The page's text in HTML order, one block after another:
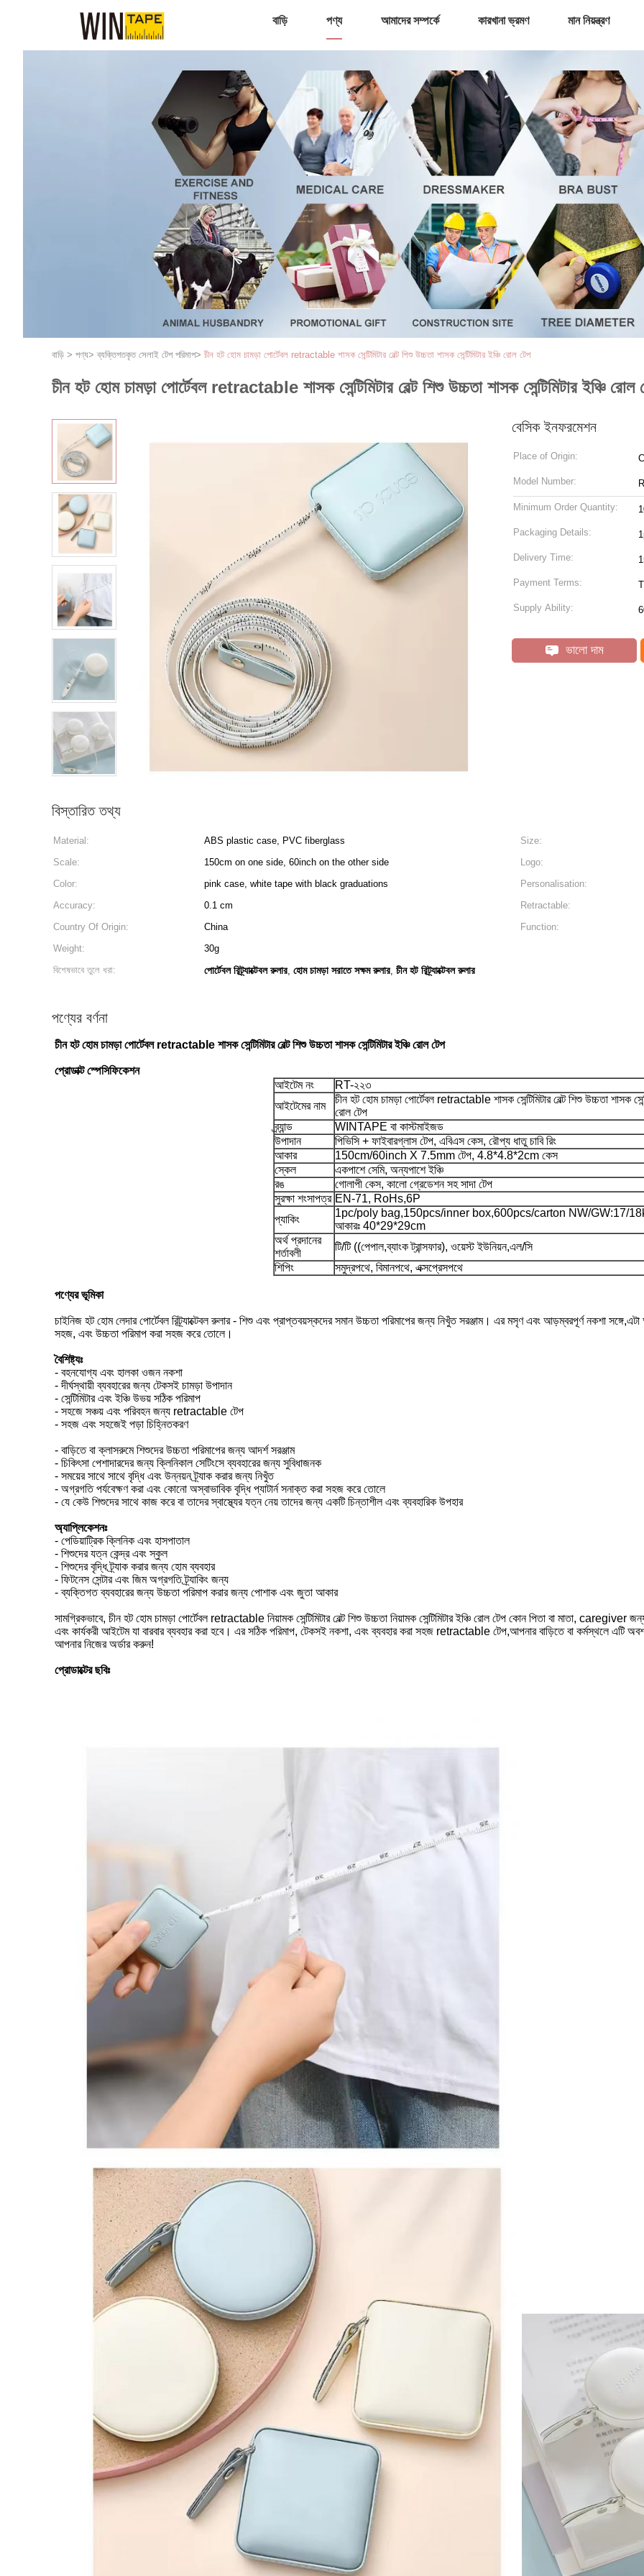
বাড়ি পণ্য আমাদের সম্পর্কে কারখানা ভ্রমণ মান নিয়ন্ত্রণ
বাড়ি > পণ্য> ব্যক্তিগতকৃত সেলাই টেপ পরিমাপ> চীন হট হোম চামড়া পোর্টেবল retractable শাসক সেন্টিমিটার বেল্ট শিশু উচ্চতা শাসক সেন্টিমিটার ইঞ্চি রোল টেপ
চীন হট হোম চামড়া পোর্টেবল retractable শাসক সেন্টিমিটার বেল্ট শিশু উচ্চতা শাসক সেন্টিমিটার ইঞ্চি রোল
বেসিক ইনফরমেশন
Place of Origin:
Model Number:
Minimum Order Quantity:
Packaging Details:
Delivery Time:
Payment Terms:
Supply Ability:
ভালো দাম
বিস্তারিত তথ্য
Material: ABS plastic case, PVC fiberglass Size:
Scale:
150cm on one side, 60inch on the other side Logo:
Color:
pink case, white tape with black graduations Personalisation:
Accuracy:
0.1 cm Retractable:
Country Of Origin:
China Function:
Weight:
30g
বিশেষভাবে তুলে ধরা:
পোর্টেবল রিট্র্যাক্টেবল রুলার, হোম চামড়া সরাতে সক্ষম রুলার, চীন হট রিট্র্যাক্টেবল রুলার
পণ্যের বর্ণনা
চীন হট হোম চামড়া পোর্টেবল retractable শাসক সেন্টিমিটার বেল্ট শিশু উচ্চতা শাসক সেন্টিমিটার ইঞ্চি রোল টেপ
প্রোডাক্ট স্পেসিফিকেশন
আইটেম নং
RT-২২৩
আইটেমের নাম
চীন হট হোম চামড়া পোর্টেবল retractable শাসক সেন্টিমিটার বেল্ট শিশু উচ্চতা শাসক
রোল টেপ
ব্র্যান্ড
WINTAPE বা কাস্টমাইজড
উপাদান
পিভিসি + ফাইবারগ্লাস টেপ, এবিএস কেস, রৌপ্য ধাতু চাবি রিং
আকার
150cm/60inch X 7.5mm টেপ, 4.8*4.8*2cm কেস
স্কেল
একপাশে সেমি, অন্যপাশে ইঞ্চি
রঙ
গোলাপী কেস, কালো গ্রেডেশন সহ সাদা টেপ
সুরক্ষা শংসাপত্র EN-71, RoHs,6P
প্যাকিং
1pc/poly bag,150pcs/inner box,600pcs/carton NW/GW:17/
আকারঃ 40*29*29cm
অর্থ প্রদানের
শর্তাবলী
টি/টি ((পেপাল,ব্যাংক ট্রান্সফার), ওয়েস্ট ইউনিয়ন,এল/সি
শিপিং
সমুদ্রপথে, বিমানপথে, এক্সপ্রেসপথে
পণ্যের ভূমিকা
চাইনিজ হট হোম লেদার পোর্টেবল রিট্র্যাক্টেবল রুলার - শিশু এবং প্রাপ্তবয়স্কদের সমান উচ্চতা পরিমাপের জন্য নিখুঁত সরঞ্জাম। এর মসৃণ এবং আড়ম্বরপূর্ণ নকশা সঙ্গে,এটা
সহজ, এবং উচ্চতা পরিমাপ করা সহজ করে তোলে।
বৈশিষ্ট্যঃ
- বহনযোগ্য এবং হালকা ওজন নকশা
- দীর্ঘস্থায়ী ব্যবহারের জন্য টেকসই চামড়া উপাদান
- সেন্টিমিটার এবং ইঞ্চি উভয় সঠিক পরিমাপ
- সহজে সঞ্চয় এবং পরিবহন জন্য retractable টেপ
- সহজ এবং সহজেই পড়া চিহ্নিতকরণ
- বাড়িতে বা ক্লাসরুমে শিশুদের উচ্চতা পরিমাপের জন্য আদর্শ সরঞ্জাম
- চিকিৎসা পেশাদারদের জন্য ক্লিনিকাল সেটিংসে ব্যবহারের জন্য সুবিধাজনক
- সময়ের সাথে সাথে বৃদ্ধি এবং উন্নয়ন ট্র্যাক করার জন্য নিখুঁত
- অগ্রগতি পর্যবেক্ষণ করা এবং কোনো অস্বাভাবিক বৃদ্ধি প্যাটার্ন সনাক্ত করা সহজ করে তোলে
- যে কেউ শিশুদের সাথে কাজ করে বা তাদের স্বাস্থ্যের যত্ন নেয় তাদের জন্য একটি চিন্তাশীল এবং ব্যবহারিক উপহার
অ্যাপ্লিকেশনঃ
- পেডিয়াট্রিক ক্লিনিক এবং হাসপাতাল
- শিশুদের যত্ন কেন্দ্র এবং স্কুল
- শিশুদের বৃদ্ধি ট্র্যাক করার জন্য হোম ব্যবহার
- ফিটনেস সেন্টার এবং জিম অগ্রগতি ট্র্যাকিং জন্য
- ব্যক্তিগত ব্যবহারের জন্য উচ্চতা পরিমাপ করার জন্য পোশাক এবং জুতা আকার
সামগ্রিকভাবে, চীন হট হোম চামড়া পোর্টেবল retractable নিয়ামক সেন্টিমিটার বেল্ট শিশু উচ্চতা নিয়ামক সেন্টিমিটার ইঞ্চি রোল টেপ কোন পিতা বা মাতা, caregiver
এবং কার্যকরী আইটেম যা বারবার ব্যবহার করা হবে। এর সঠিক পরিমাপ, টেকসই নকশা, এবং ব্যবহার করা সহজ retractable টেপ,আপনার বাড়িতে বা কর্মস্থলে এটি
আপনার নিজের অর্ডার করুন!
প্রোডাক্টের ছবিঃ